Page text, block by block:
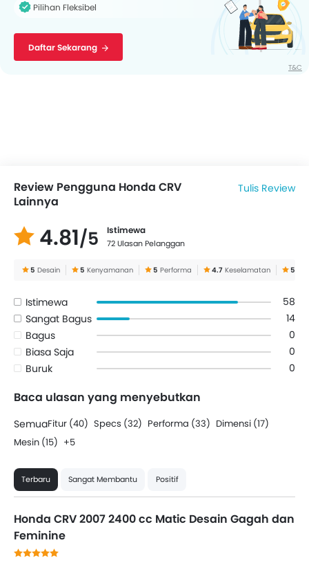
Pilihan Fleksibel
Daftar Sekarang
T&C
Review Pengguna Honda CRV
Lainnya
Tulis Review
4.81/5 Istimewa
72 Ulasan Pelanggan
5 Desain 5 Kenyamanan 5 Performa 4.7 Keselamatan 5
Istimewa
58
Sangat Bagus
14
Bagus
0
Biasa Saja
0
Buruk
0
Baca ulasan yang menyebutkan
SemuaFitur (40) Specs (32) Performa (33) Dimensi (17)
Mesin (15) +5
Terbaru Sangat Membantu Positif
Honda CRV 2007 2400 cc Matic Desain Gagah dan
Feminine